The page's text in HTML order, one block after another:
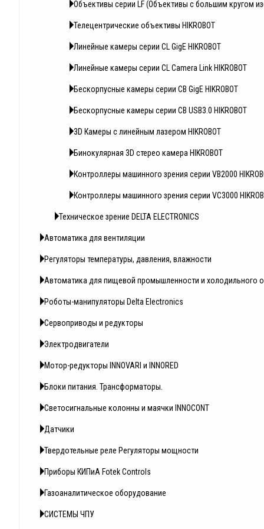
Объективы серии LF (Объективы с большим кругом
Телецентрические объективы HIKROBOT
Линейные камеры серии CL GigE HIKROBOT
Линейные камеры серии CL Camera Link HIKROBOT
Бескорпусные камеры серии CB GigE HIKROBOT
Бескорпусные камеры серии CB USB3.0 HIKROBOT
3D Камеры с линейным лазером HIKROBOT
Бинокулярная 3D стерео камера HIKROBOT
Контроллеры машинного зрения серии VB2000
Контроллеры машинного зрения серии VC3000
Техническое зрение DELTA ELECTRONICS
Автоматика для вентиляции
Регуляторы температуры, давления, влажности
Автоматика для пищевой промышленности и холодильного
Роботы-манипуляторы Delta Electronics
Сервоприводы и редукторы
Электродвигатели
Мотор-редукторы INNOVARI и INNORED
Блоки питания. Трансформаторы.
Светосигнальные колонны и маячки INNOCONT
Датчики
Твердотельные реле Регуляторы мощности
Приборы КИПиА Fotek Controls
Газоаналитическое оборудование
СИСТЕМЫ ЧПУ